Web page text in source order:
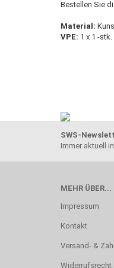
Bestellen Sie
Material:
VPE: 1 x 1 -stk.
SWS-
Immer aktuell
MEHR ÜBER...
Impressum
Kontakt
Versand- &
Widerrufsrecht